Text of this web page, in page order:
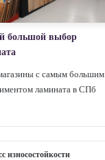
большой выбор
с самым большим
ламината в СПб
износостойкости